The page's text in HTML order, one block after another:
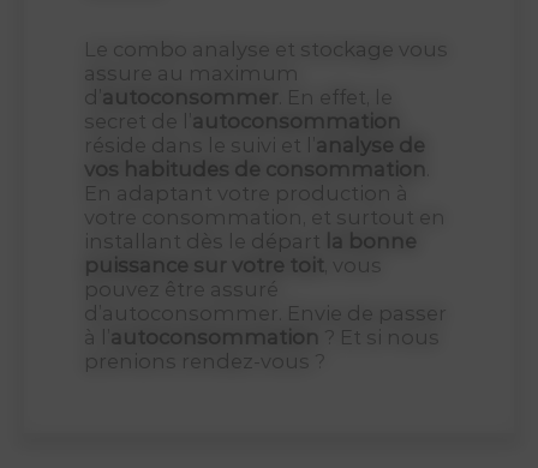
Le combo analyse et stockage vous
assure au maximum
d’ autoconsommer . En effet, le
secret de l’
autoconsommation
réside dans le suivi et l’ analyse de
vos habitudes de consommation
En adaptant votre production à
votre consommation, et surtout en
installant dès le départ la bonne
puissance sur votre toit , vous
pouvez être assuré
d’autoconsommer. Envie de passer
à l’ autoconsommation ? Et si nous
prenions rendez-vous ?